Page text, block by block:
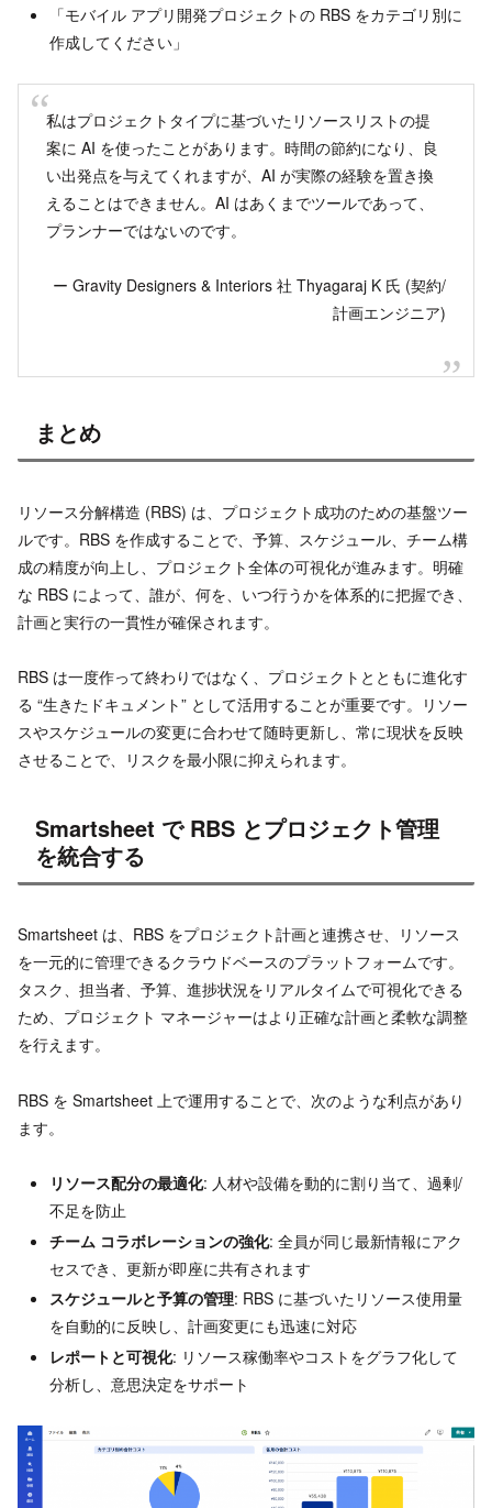
「モバイル アプリ開発プロジェクトの RBS をカテゴリ別に
作成してください」
私はプロジェクトタイプに基づいたリソースリストの提
案に AI を使ったことがあります。時間の節約になり、良
い出発点を与えてくれますが、AI が実際の経験を置き換
えることはできません。AI はあくまでツールであって、
プランナーではないのです。
ー Gravity Designers & Interiors 社 Thyagaraj K 氏 (契約/
計画エンジニア)
まとめ
リソース分解構造 (RBS) は、プロジェクト成功のための基盤ツー
ルです。RBS を作成することで、予算、スケジュール、チーム構
成の精度が向上し、プロジェクト全体の可視化が進みます。明確
な RBS によって、誰が、何を、いつ行うかを体系的に把握でき、
計画と実行の一貫性が確保されます。
RBS は一度作って終わりではなく、プロジェクトとともに進化す
る “生きたドキュメント” として活用することが重要です。リソー
スやスケジュールの変更に合わせて随時更新し、常に現状を反映
させることで、リスクを最小限に抑えられます。
Smartsheet で RBS とプロジェクト管理
を統合する
Smartsheet は、RBS をプロジェクト計画と連携させ、リソース
を一元的に管理できるクラウドベースのプラットフォームです。
タスク、担当者、予算、進捗状況をリアルタイムで可視化できる
ため、プロジェクト マネージャーはより正確な計画と柔軟な調整
を行えます。
RBS を Smartsheet 上で運用することで、次のような利点があり
ます。
リソース配分の最適化: 人材や設備を動的に割り当て、過剰/
不足を防止
チーム コラボレーションの強化: 全員が同じ最新情報にアク
セスでき、更新が即座に共有されます
スケジュールと予算の管理: RBS に基づいたリソース使用量
を自動的に反映し、計画変更にも迅速に対応
レポートと可視化: リソース稼働率やコストをグラフ化して
分析し、意思決定をサポート